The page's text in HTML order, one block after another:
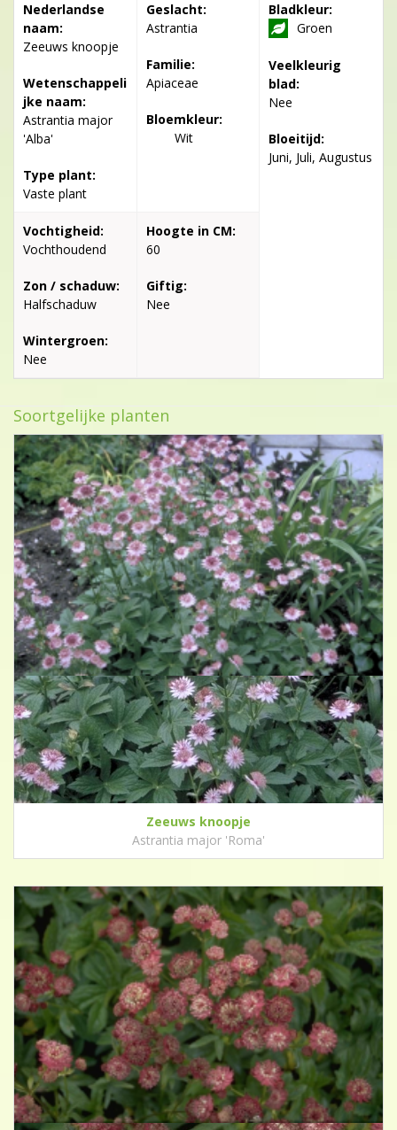
Nederlandse
naam:
Zeeuws knoopje
Wetenschappeli
jke naam:
Astrantia major
'Alba'
Type plant:
Vaste plant
Geslacht:
Astrantia
Familie:
Apiaceae
Bloemkleur:
Wit
Bladkleur:
Groen
Veelkleurig
blad:
Nee
Bloeitijd:
Juni, Juli, Augustus
Vochtigheid:
Vochthoudend
Zon / schaduw:
Halfschaduw
Wintergroen:
Nee
Hoogte in CM:
60
Giftig:
Nee
Soortgelijke planten
Zeeuws knoopje
Astrantia major 'Roma'